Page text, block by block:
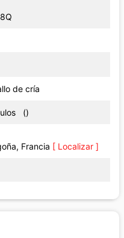
de cría
()
Francia [ Localizar ]